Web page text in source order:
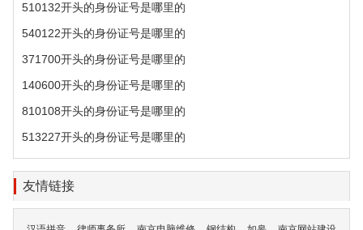
510132开头的身份证号是哪里的
540122开头的身份证号是哪里的
371700开头的身份证号是哪里的
140600开头的身份证号是哪里的
810108开头的身份证号是哪里的
513227开头的身份证号是哪里的
友情链接